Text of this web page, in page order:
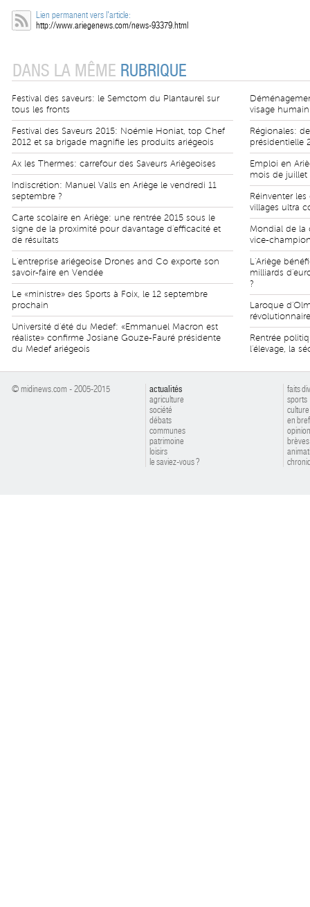
Lien permanent vers l'article:
http://www.ariegenews.com/news-93379.html
DANS LA MÊME RUBRIQUE
Festival des saveurs: le Semctom du Plantaurel sur
tous les fronts
Festival des Saveurs 2015: Noémie Honiat, top Chef
2012 et sa brigade magnifie les produits ariégeois
Ax les Thermes: carrefour des Saveurs Ariègeoises
Indiscrétion: Manuel Valls en Ariège le vendredi 11
septembre ?
Carte scolaire en Ariège: une rentrée 2015 sous le
signe de la proximité pour davantage d'efficacité et
de résultats
L'entreprise ariégeoise Drones and Co exporte son
savoir-faire en Vendée
Le «ministre» des Sports à Foix, le 12 septembre
prochain
Université d'été du Medef: «Emmanuel Macron est
réaliste» confirme Josiane Gouze-Fauré présidente
du Medef ariégeois
visage
Régionales:
présidentielle
Emploi en
mois de juillet
Réinventer
villages ultra
Mondial de la
vice-
L'Ariège
milliards
?
Laroque
révolutionnaire
Rentrée
l'élevage, la
© midinews.com - 2005-2015
actualités
agriculture
société
débats
communes
patrimoine
loisirs
le saviez-vous ?
faits
sports
culture
en bref
brèves